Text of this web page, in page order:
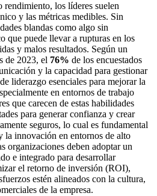
rendimiento, los líderes suelen
y las métricas medibles. Sin
blandas como algo sin
que puede llevar a rupturas en los
y malos resultados. Según un
de 2023, el 76% de los encuestados
y la capacidad para gestionar
liderazgo esenciales para mejorar la
en entornos de trabajo
que carecen de estas habilidades
para generar confianza y crear
seguros, lo cual es fundamental
la innovación en entornos de alto
organizaciones deben adoptar un
e integrado para desarrollar
el retorno de inversión (ROI),
estén alineados con la cultura,
de la empresa.